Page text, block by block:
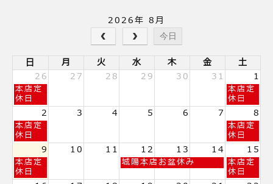
2026年 8月
今日
日 月 火 水 木 金
土
26
27 28 29 30 31 1
日
曜
日,
7
月
26th
本店定
休日
土
曜
日,
8
月
1st
2026
本店定
休日
2 3 4 5 6 7 8
日
曜
日,
8
月
2nd
本店定
休日
土
曜
日,
8
月
8th
本店定
休日
9 10 11 12 13 14 15
日
曜
日,
本店定
休日
水
曜
日,
城陽本店お盆休み
土
曜
日,
本店定
休日